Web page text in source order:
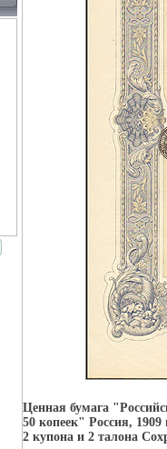
Ценная бумага
50 копеек" Россия,
2 купона и 2 талона